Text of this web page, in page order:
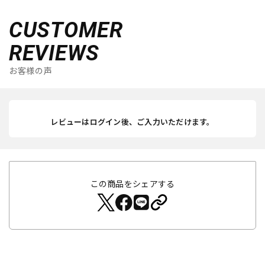
CUSTOMER
REVIEWS
お客様の声
レビューはログイン後、ご入力いただけます。
この商品をシェアする